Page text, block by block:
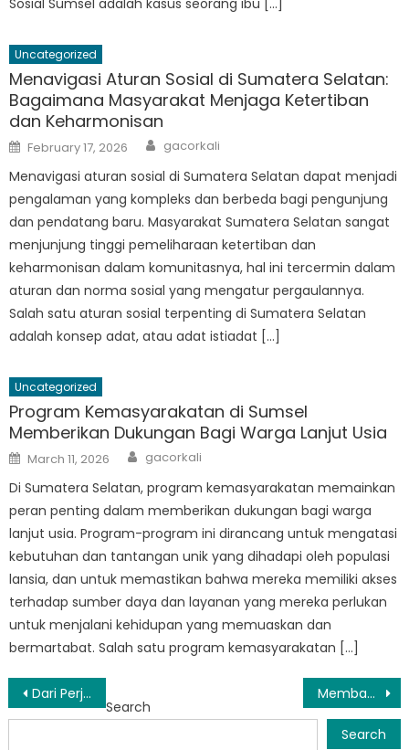
Uncategorized
Menavigasi Aturan Sosial di Sumatera Selatan:
Bagaimana Masyarakat Menjaga Ketertiban
dan Keharmonisan
Posted
on
February 17, 2026 Author
gacorkali
Menavigasi aturan sosial di Sumatera Selatan dapat menjadi
pengalaman yang kompleks dan berbeda bagi pengunjung
dan pendatang baru. Masyarakat Sumatera Selatan sangat
menjunjung tinggi pemeliharaan ketertiban dan
keharmonisan dalam komunitasnya, hal ini tercermin dalam
aturan dan norma sosial yang mengatur pergaulannya.
Salah satu aturan sosial terpenting di Sumatera Selatan
adalah konsep adat, atau adat istiadat […]
Uncategorized
Program Kemasyarakatan di Sumsel
Memberikan Dukungan Bagi Warga Lanjut Usia
Posted
on
March 11, 2026 Author
gacorkali
Di Sumatera Selatan, program kemasyarakatan memainkan
peran penting dalam memberikan dukungan bagi warga
lanjut usia. Program-program ini dirancang untuk mengatasi
kebutuhan dan tantangan unik yang dihadapi oleh populasi
lansia, dan untuk memastikan bahwa mereka memiliki akses
terhadap sumber daya dan layanan yang mereka perlukan
untuk menjalani kehidupan yang memuaskan dan
bermartabat. Salah satu program kemasyarakatan […]
Post
navigation
Dari Perjuangan Menuju Kesuksesan: Perjalanan Pemberdayaan Sosial di Sumatera Selatan Membangun Masa Depan yang Lebih Cerah bagi Masyarakat Kurang Mampu: Inisiatif Penanganan Fakir Miskin Sumsel di Sumatera Selatan
Search
Search